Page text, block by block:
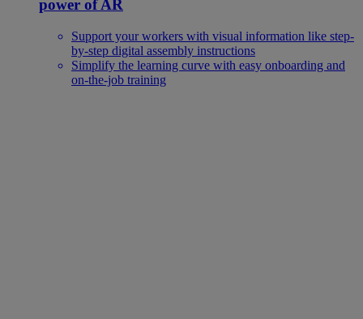
power of AR
Support your workers with visual information like step-
by-step digital assembly instructions
Simplify the learning curve with easy onboarding and
on-the-job training